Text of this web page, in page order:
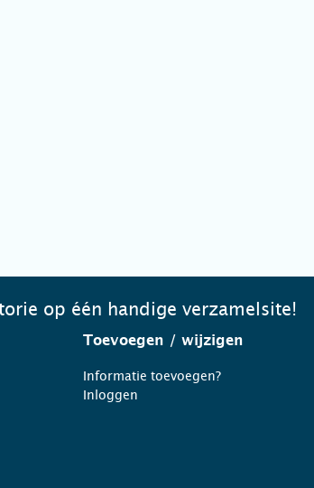
op één handige verzamelsite!
Toevoegen / wijzigen
Informatie toevoegen?
Inloggen